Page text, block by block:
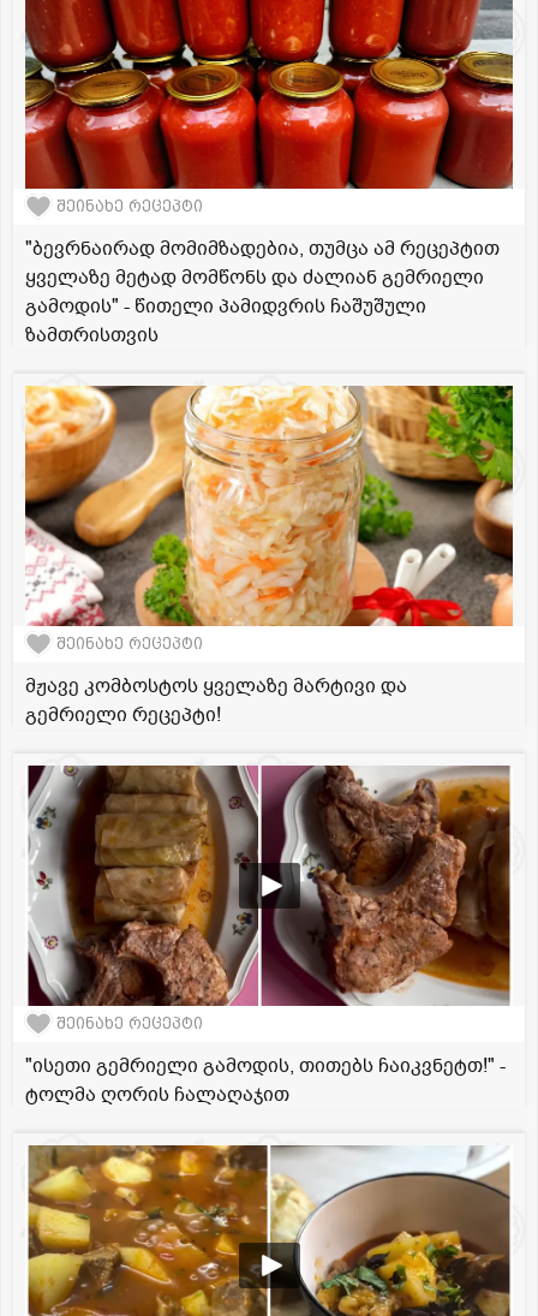
შეინახე რეცეპტი
"ბევრნაირად მომიმზადებია, თუმცა ამ რეცეპტით
ყველაზე მეტად მომწონს და ძალიან გემრიელი
გამოდის" - წითელი პამიდვრის ჩაშუშული
ზამთრისთვის
შეინახე რეცეპტი
მჟავე კომბოსტოს ყველაზე მარტივი და
გემრიელი რეცეპტი!
შეინახე რეცეპტი
"ისეთი გემრიელი გამოდის, თითებს ჩაიკვნეტთ!" -
ტოლმა ღორის ჩალაღაჯით